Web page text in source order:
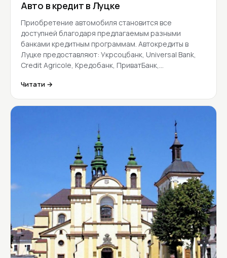
Авто в кредит в Луцке
Приобретение автомобиля становится все
доступней благодаря предлагаемым разными
банками кредитным программам. Автокредиты в
Луцке предоставляют: Укрсоцбанк, Universal Bank,
Credit Agricole, Кредобанк, ПриватБанк,…
Читати →